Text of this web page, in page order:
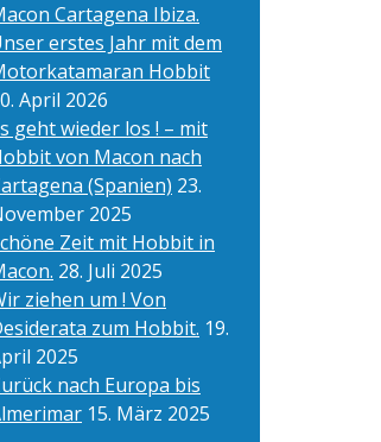
Cartagena Ibiza.
erstes Jahr mit dem
Hobbit
April 2026
geht wieder los ! – mit
von Macon nach
(Spanien) 23.
2025
Zeit mit Hobbit in
28. Juli 2025
ziehen um ! Von
zum Hobbit. 19.
2025
nach Europa bis
15. März 2025